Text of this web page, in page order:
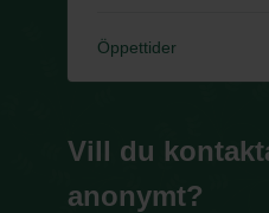
Öppettider
Vill du
anonymt?